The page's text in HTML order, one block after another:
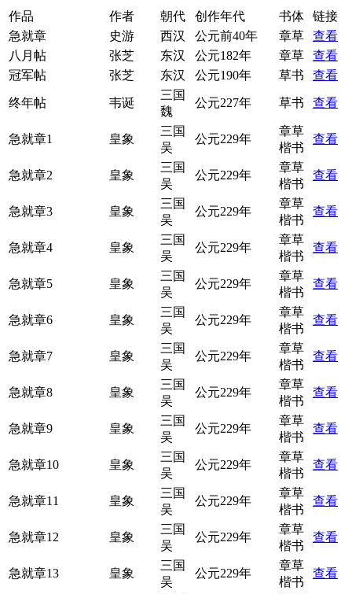
作品 作者 朝代 创作年代 书体
链接
急就章
史游 西汉 公元前40年 章草
查看
八月帖
张芝 东汉 公元182年 章草
查看
冠军帖
张芝 东汉 公元190年 草书 查看
终年帖 韦诞
三国
魏
公元227年 草书 查看
急就章1 皇象
三国
吴
公元229年
章草
楷书
查看
急就章2 皇象
三国
吴
公元229年
章草
楷书
查看
急就章3 皇象
三国
吴
公元229年
章草
楷书
查看
急就章4 皇象
三国
吴
公元229年
章草
楷书
查看
急就章5 皇象
三国
吴
公元229年
章草
楷书
查看
急就章6 皇象
三国
吴
公元229年
章草
楷书
查看
急就章7 皇象
三国
吴
公元229年
章草
楷书
查看
急就章8 皇象
三国
吴
公元229年
章草
楷书
查看
急就章9 皇象
三国
吴
公元229年
章草
楷书
查看
急就章10 皇象
三国
吴
公元229年
章草
楷书
查看
急就章11 皇象
三国
吴
公元229年
章草
楷书
查看
急就章12 皇象
三国
吴
公元229年
章草
楷书
查看
急就章13 皇象
三国
吴
公元229年
章草
楷书
查看